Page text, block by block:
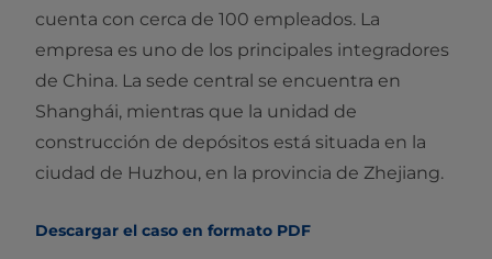
cuenta con cerca de 100 empleados. La
empresa es uno de los principales integradores
de China. La sede central se encuentra en
Shanghái, mientras que la unidad de
construcción de depósitos está situada en la
ciudad de Huzhou, en la provincia de Zhejiang.
Descargar el caso en formato PDF